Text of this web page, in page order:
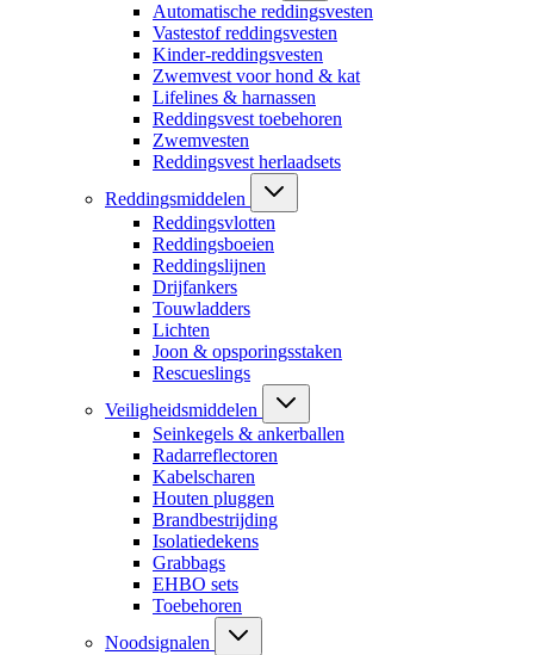
Automatische reddingsvesten
Vastestof reddingsvesten
Kinder-reddingsvesten
Zwemvest voor hond & kat
Lifelines & harnassen
Reddingsvest toebehoren
Zwemvesten
Reddingsvest herlaadsets
Reddingsmiddelen
Reddingsvlotten
Reddingsboeien
Reddingslijnen
Drijfankers
Touwladders
Lichten
Joon & opsporingsstaken
Rescueslings
Veiligheidsmiddelen
Seinkegels & ankerballen
Radarreflectoren
Kabelscharen
Houten pluggen
Brandbestrijding
Isolatiedekens
Grabbags
EHBO sets
Toebehoren
Noodsignalen